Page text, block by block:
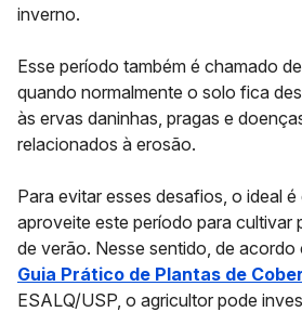
inverno.
Esse período também é chamado
quando normalmente o solo fica
às ervas daninhas, pragas e
relacionados à erosão.
Para evitar esses desafios, o ideal
aproveite este período para cultivar
de verão. Nesse sentido, de acordo
Guia Prático de Plantas de
ESALQ/USP, o agricultor pode